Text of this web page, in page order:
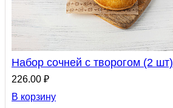
Набор сочней с творогом (2 шт)
226.00 ₽
В корзину